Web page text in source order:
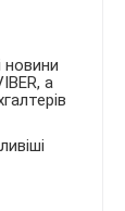
новини
а